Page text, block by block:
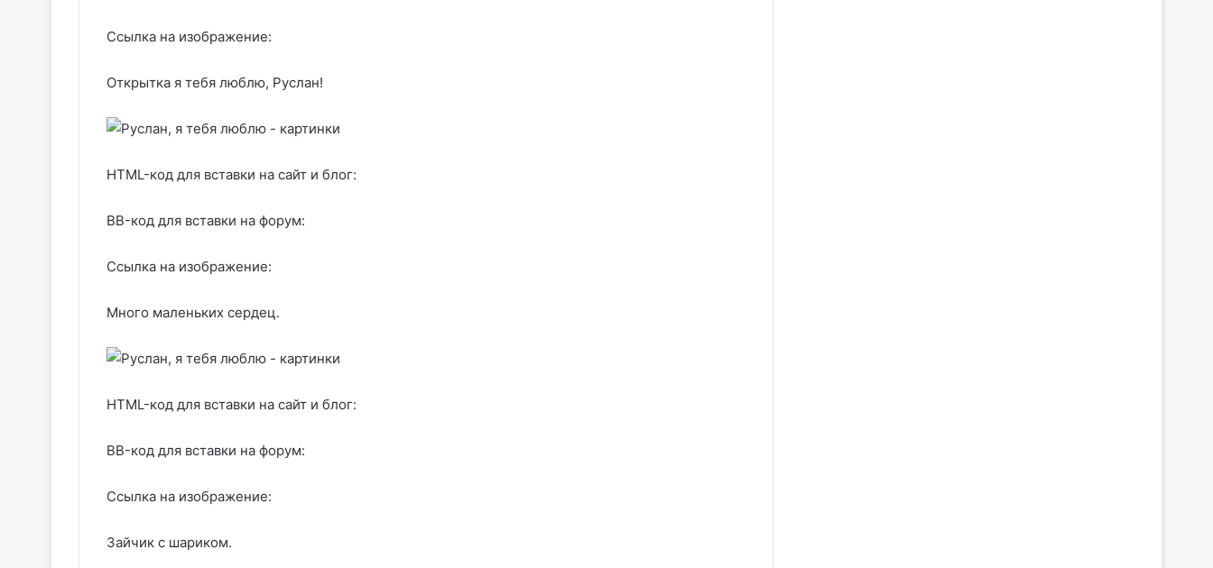
Ссылка на изображение:
Открытка я тебя люблю, Руслан!
HTML-код для вставки на сайт и блог:
BB-код для вставки на форум:
Ссылка на изображение:
Много маленьких сердец.
HTML-код для вставки на сайт и блог:
BB-код для вставки на форум:
Ссылка на изображение:
Зайчик с шариком.